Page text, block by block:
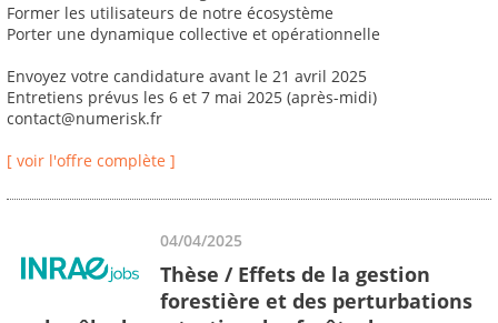
Former les utilisateurs de notre écosystème
Porter une dynamique collective et opérationnelle
Envoyez votre candidature avant le 21 avril 2025
Entretiens prévus les 6 et 7 mai 2025 (après-midi)
contact@numerisk.fr
[ voir l'offre complète ]
04/04/2025
Thèse / Effets de la gestion
forestière et des perturbations